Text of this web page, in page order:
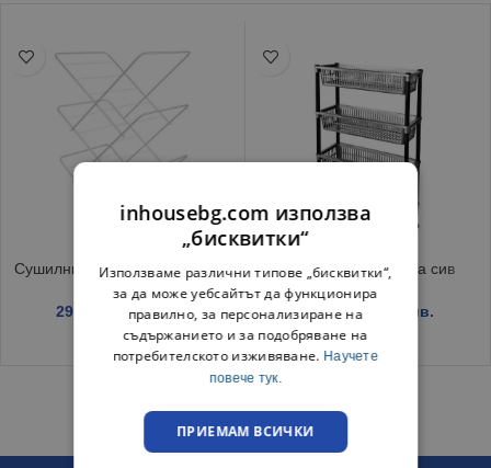
Сушилник за дрехи Хармония
29.15 / 57.00 лв.
Стелаж четири нива сив
14.15 € / 27.67 лв.
inhousebg.com използва
„бисквитки“
Използваме различни типове „бисквитки“,
за да може уебсайтът да функционира
правилно, за персонализиране на
съдържанието и за подобряване на
потребителското изживяване. Научете
повече тук.
ПРИЕМАМ ВСИЧКИ